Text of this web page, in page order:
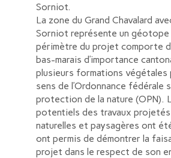
Sorniot.
La zone du Grand Chavalard
Sorniot représente un
périmètre du projet comporte
bas-marais d’importance
plusieurs formations végétales
sens de l’Ordonnance fédérale
protection de la nature (OPN).
potentiels des travaux projetés
naturelles et paysagères ont
ont permis de démontrer la
projet dans le respect de son